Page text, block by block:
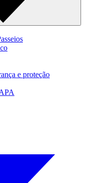
e proteção